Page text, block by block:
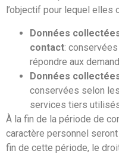
l’objectif pour lequel elles
Données
contact:
répondre aux
Données
conservées selon
services tiers
À la fin de la période de
caractère personnel
fin de cette période, le